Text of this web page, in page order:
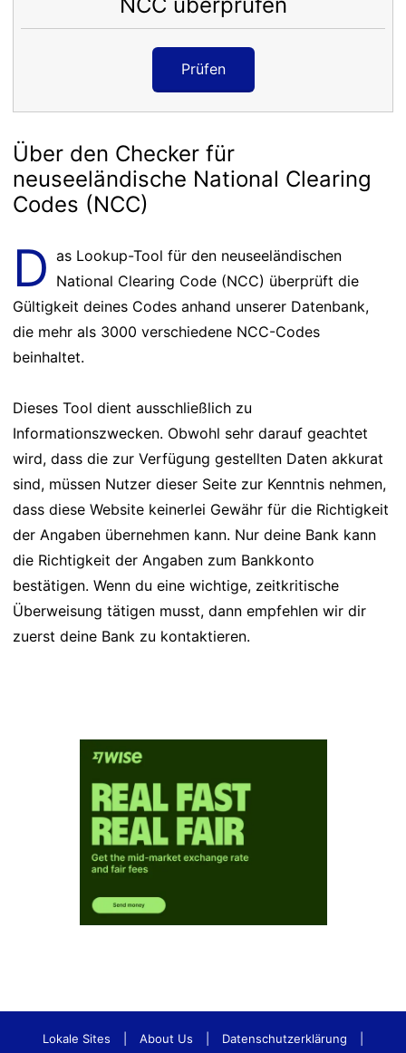
NCC überprüfen
Prüfen
Über den Checker für
neuseeländische National Clearing
Codes (NCC)
D as Lookup-Tool für den neuseeländischen
National Clearing Code (NCC) überprüft die
Gültigkeit deines Codes anhand unserer Datenbank,
die mehr als 3000 verschiedene NCC-Codes
beinhaltet.
Dieses Tool dient ausschließlich zu
Informationszwecken. Obwohl sehr darauf geachtet
wird, dass die zur Verfügung gestellten Daten akkurat
sind, müssen Nutzer dieser Seite zur Kenntnis nehmen,
dass diese Website keinerlei Gewähr für die Richtigkeit
der Angaben übernehmen kann. Nur deine Bank kann
die Richtigkeit der Angaben zum Bankkonto
bestätigen. Wenn du eine wichtige, zeitkritische
Überweisung tätigen musst, dann empfehlen wir dir
zuerst deine Bank zu kontaktieren.
Lokale Sites About Us Datenschutzerklärung